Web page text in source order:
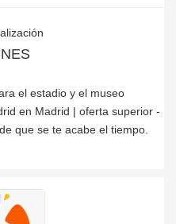
el estadio y el museo
en Madrid | oferta superior -
que se te acabe el tiempo.